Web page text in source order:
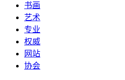
书画
艺术
专业
权威
网站
协会